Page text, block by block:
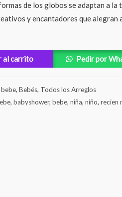
de los globos se adaptan a la
y encantadores que alegran
al carrito Pedir por
, Bebés, Todos los Arreglos
, babyshower, bebe, niña, niño, recien